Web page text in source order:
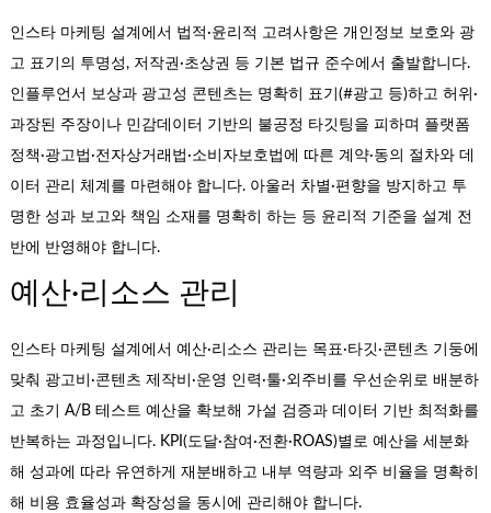
인스타 마케팅 설계에서 법적·윤리적 고려사항은 개인정보 보호와 광
고 표기의 투명성, 저작권·초상권 등 기본 법규 준수에서 출발합니다.
인플루언서 보상과 광고성 콘텐츠는 명확히 표기(#광고 등)하고 허위·
과장된 주장이나 민감데이터 기반의 불공정 타깃팅을 피하며 플랫폼
정책·광고법·전자상거래법·소비자보호법에 따른 계약·동의 절차와 데
이터 관리 체계를 마련해야 합니다. 아울러 차별·편향을 방지하고 투
명한 성과 보고와 책임 소재를 명확히 하는 등 윤리적 기준을 설계 전
반에 반영해야 합니다.
예산·리소스 관리
인스타 마케팅 설계에서 예산·리소스 관리는 목표·타깃·콘텐츠 기둥에
맞춰 광고비·콘텐츠 제작비·운영 인력·툴·외주비를 우선순위로 배분하
고 초기 A/B 테스트 예산을 확보해 가설 검증과 데이터 기반 최적화를
반복하는 과정입니다. KPI(도달·참여·전환·ROAS)별로 예산을 세분화
해 성과에 따라 유연하게 재분배하고 내부 역량과 외주 비율을 명확히
해 비용 효율성과 확장성을 동시에 관리해야 합니다.